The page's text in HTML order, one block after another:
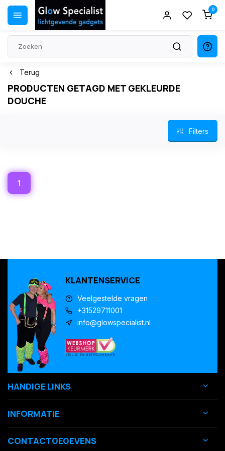
0
Terug
PRODUCTEN GETAGD MET GEKLEURDE
DOUCHE
Filters
1
KLANTENSERVICE
Veelgestelde vragen
+31529711001
info@glowspecialist.nl
HANDIGE LINKS
INFORMATIE
CONTACTGEGEVENS